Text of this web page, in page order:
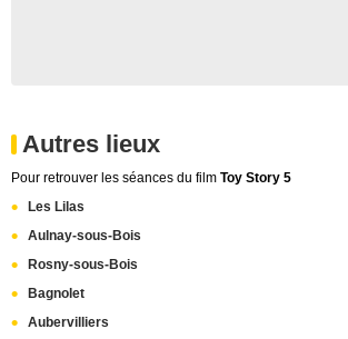
Autres lieux
Pour retrouver les séances du film Toy Story 5
Les Lilas
Aulnay-sous-Bois
Rosny-sous-Bois
Bagnolet
Aubervilliers